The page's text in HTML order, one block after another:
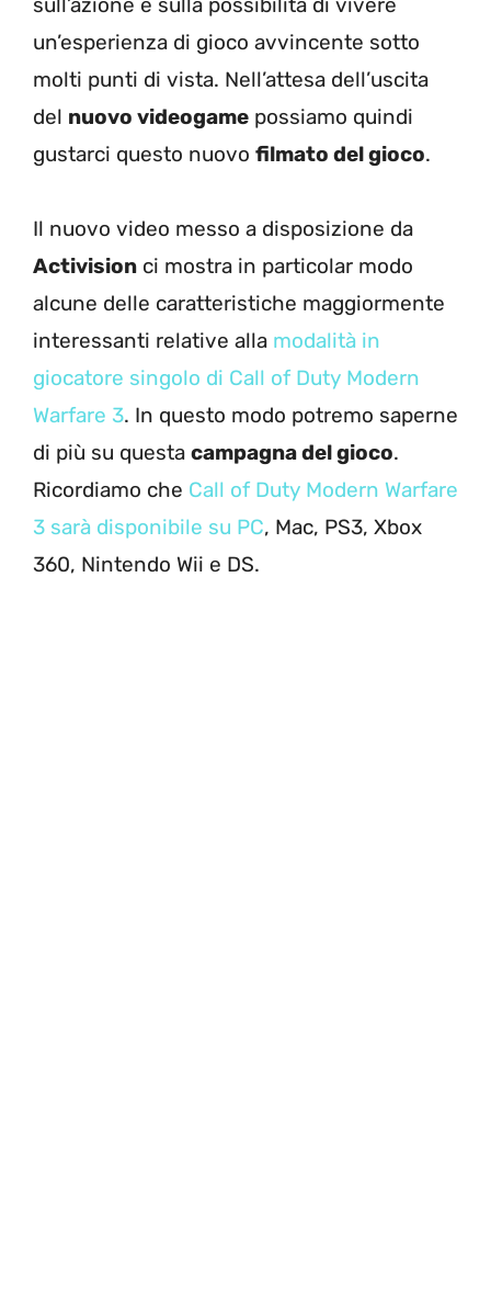
un’esperienza di gioco avvincente sotto
molti punti di vista. Nell’attesa dell’uscita
del nuovo videogame possiamo quindi
gustarci questo nuovo filmato del gioco.
Il nuovo video messo a disposizione da
Activision ci mostra in particolar modo
alcune delle caratteristiche maggiormente
interessanti relative alla modalità in
giocatore singolo di Call of Duty Modern
Warfare 3. In questo modo potremo saperne
di più su questa campagna del gioco.
Ricordiamo che Call of Duty Modern Warfare
3 sarà disponibile su PC, Mac, PS3, Xbox
360, Nintendo Wii e DS.